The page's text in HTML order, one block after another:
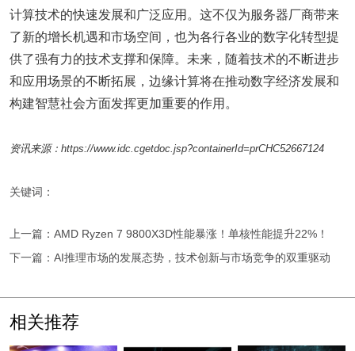
计算技术的快速发展和广泛应用。这不仅为服务器厂商带来
了新的增长机遇和市场空间，也为各行各业的数字化转型提
供了强有力的技术支撑和保障。未来，随着技术的不断进步
和应用场景的不断拓展，边缘计算将在推动数字经济发展和
构建智慧社会方面发挥更加重要的作用。
资讯来源：https://www.idc.cgetdoc.jsp?containerId=prCHC52667124
关键词：
上一篇：AMD Ryzen 7 9800X3D性能暴涨！单核性能提升22%！
下一篇：AI推理市场的发展态势，技术创新与市场竞争的双重驱动
相关推荐